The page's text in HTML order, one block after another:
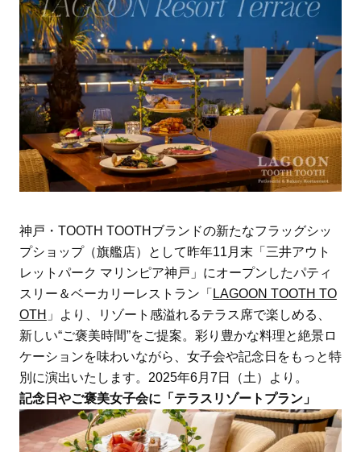
神戸・TOOTH TOOTHブランドの新たなフラッグシッ
プショップ（旗艦店）として昨年11月末「三井アウト
レットパーク マリンピア神戸」にオープンしたパティ
スリー＆ベーカリーレストラン「 LAGOON TOOTH TO
OTH 」より、リゾート感溢れるテラス席で楽しめる、
新しい“ご褒美時間”をご提案。彩り豊かな料理と絶景ロ
ケーションを味わいながら、女子会や記念日をもっと特
別に演出いたします。2025年6月7日（土）より。
記念日やご褒美女子会に「テラスリゾートプラン」